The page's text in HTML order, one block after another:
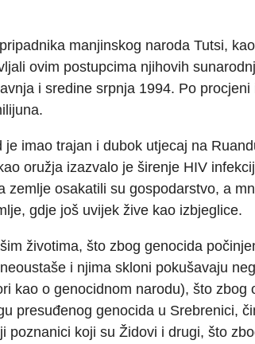
manjinskog naroda Tutsi,
ovim postupcima njihovih
i sredine srpnja 1994. Po procjeni
imao trajan i dubok utjecaj na
oružja izazvalo je širenje HIV
zemlje osakatili su gospodarstvo, a
gdje još uvijek žive kao izbjeglice.
životima, što zbog genocida
i njima skloni pokušavaju
kao o genocidnom narodu), što zbog
presuđenog genocida u Srebrenici,
poznanici koji su Židovi i drugi, što